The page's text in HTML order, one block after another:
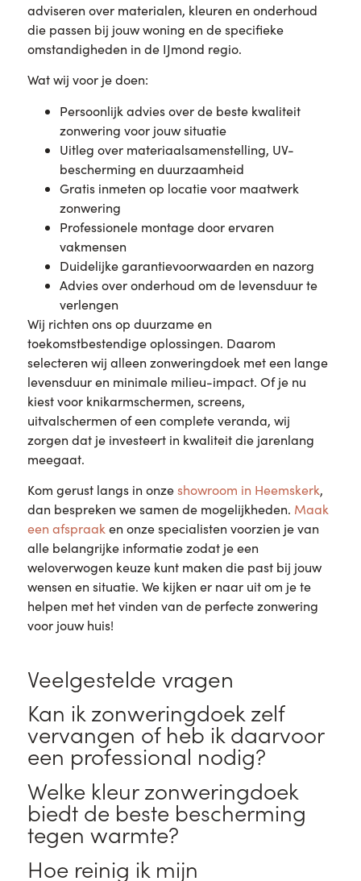
adviseren over materialen, kleuren en onderhoud
die passen bij jouw woning en de specifieke
omstandigheden in de IJmond regio.
Wat wij voor je doen:
Persoonlijk advies over de beste kwaliteit
zonwering voor jouw situatie
Uitleg over materiaalsamenstelling, UV-
bescherming en duurzaamheid
Gratis inmeten op locatie voor maatwerk
zonwering
Professionele montage door ervaren
vakmensen
Duidelijke garantievoorwaarden en nazorg
Advies over onderhoud om de levensduur te
verlengen
Wij richten ons op duurzame en
toekomstbestendige oplossingen. Daarom
selecteren wij alleen zonweringdoek met een lange
levensduur en minimale milieu-impact. Of je nu
kiest voor knikarmschermen, screens,
uitvalschermen of een complete veranda, wij
zorgen dat je investeert in kwaliteit die jarenlang
meegaat.
Kom gerust langs in onzeshowroom in Heemskerk,
dan bespreken we samen de mogelijkheden. Maak
een afspraak en onze specialisten voorzien je van
alle belangrijke informatie zodat je een
weloverwogen keuze kunt maken die past bij jouw
wensen en situatie. We kijken er naar uit om je te
helpen met het vinden van de perfecte zonwering
voor jouw huis!
Veelgestelde vragen
Kan ik zonweringdoek zelf
vervangen of heb ik daarvoor
een professional nodig?
Welke kleur zonweringdoek
biedt de beste bescherming
tegen warmte?
Hoe reinig ik mijn